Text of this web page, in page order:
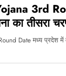
3rd
का तीसरा
Date मध्य प्रदेश